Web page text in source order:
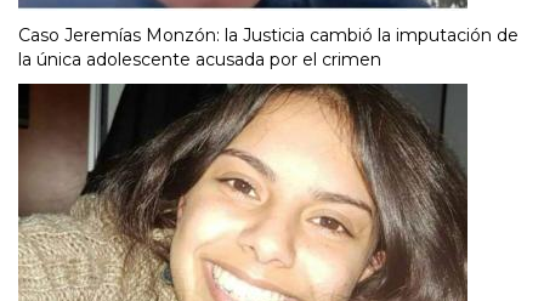
Caso Jeremías Monzón: la Justicia cambió la imputación de
la única adolescente acusada por el crimen